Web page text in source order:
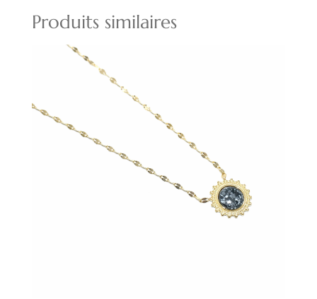
Produits similaires